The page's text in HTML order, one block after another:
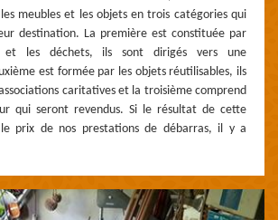
les meubles et les objets en trois catégories qui
destination. La première est constituée par
et les déchets, ils sont dirigés vers une
est formée par les objets réutilisables, ils
caritatives et la troisième comprend
qui seront revendus. Si le résultat de cette
prix de nos prestations de débarras, il y a